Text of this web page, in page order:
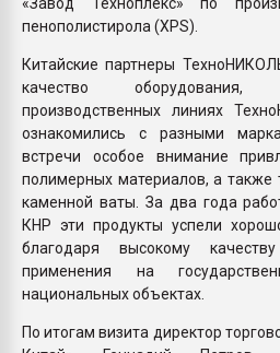
пенополистирола (XPS).
Китайские партнеры
качество оборудования,
производственных линиях
ознакомились с разными
встречи особое внимание
полимерных материалов, а также
каменной ваты. За два года
КНР эти продукты успели
благодаря высокому
применения на
национальных объектах.
По итогам визита директор